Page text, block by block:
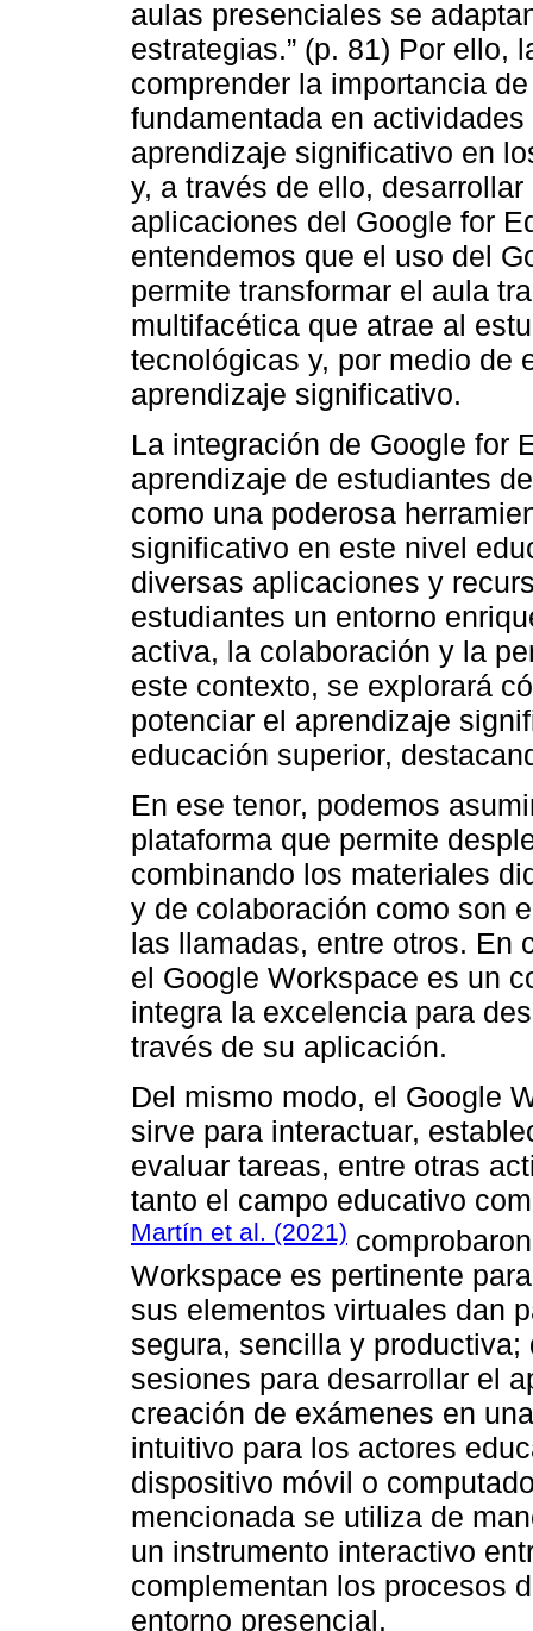
aulas presenciales se
estrategias.” (p. 81) Por ello,
comprender la importancia
fundamentada en
aprendizaje significativo en
y, a través de ello,
aplicaciones del Google for
entendemos que el uso del
permite transformar el aula
multifacética que atrae al
tecnológicas y, por medio de
aprendizaje significativo.
La integración de Google for
aprendizaje de estudiantes
como una poderosa
significativo en este nivel
diversas aplicaciones y
estudiantes un entorno
activa, la colaboración y la
este contexto, se explorará
potenciar el aprendizaje
educación superior,
En ese tenor, podemos
plataforma que permite
combinando los materiales
y de colaboración como son
las llamadas, entre otros. En
el Google Workspace es un
integra la excelencia para
través de su aplicación.
Del mismo modo, el Google
sirve para interactuar,
evaluar tareas, entre otras
tanto el campo educativo
Martín et al. (2021)
Workspace es pertinente
sus elementos virtuales dan
segura, sencilla y
sesiones para desarrollar el
creación de exámenes en
intuitivo para los actores
dispositivo móvil o
mencionada se utiliza de
un instrumento interactivo
complementan los procesos
entorno presencial.